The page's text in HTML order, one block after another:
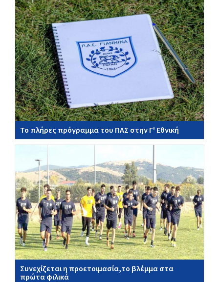
Το πλήρες πρόγραμμα του ΠΑΣ στην Γ' Εθνική
Συνεχίζεται η προετοιμασία,το βλέμμα στα
πρώτα φιλικά